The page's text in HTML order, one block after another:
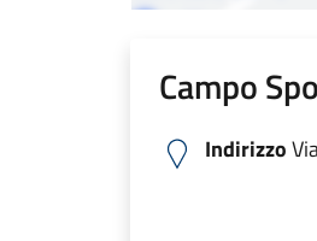
Campo
Indirizzo